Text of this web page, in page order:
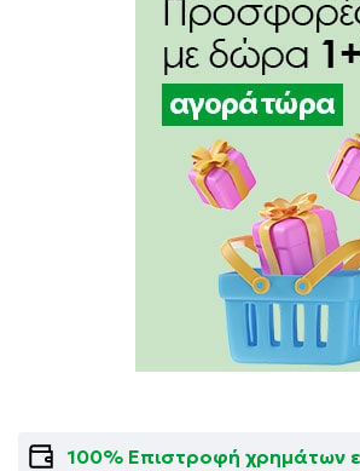
100% Επιστροφή χρημάτων